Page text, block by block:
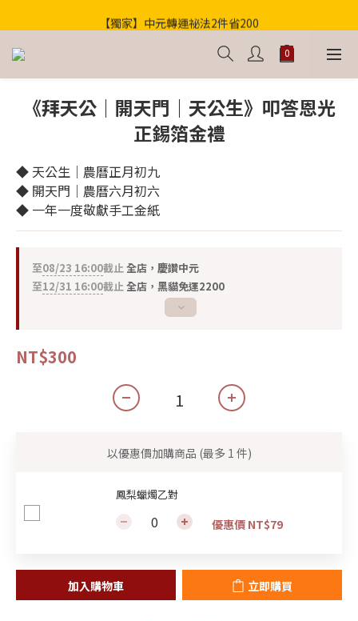
歡迎光臨！全店滿1000免運
【獨家】中元轉運祕法2件省200
歡迎光臨！全店滿1000免運
《拜天公｜開天門｜天公生》叩答恩光
正錫箔金禮
◆ 天公生｜農曆正月初九
◆ 開天門｜農曆六月初六
◆ 一年一度敬獻手工金紙
至08/23 16:00截止全店，慶讚中元
至12/31 16:00截止全店，黑貓免運2200
NT$300
以優惠價加購商品 (最多 1 件)
鳳梨蠟燭乙對
優惠價 NT$79
加入購物車 立即購買